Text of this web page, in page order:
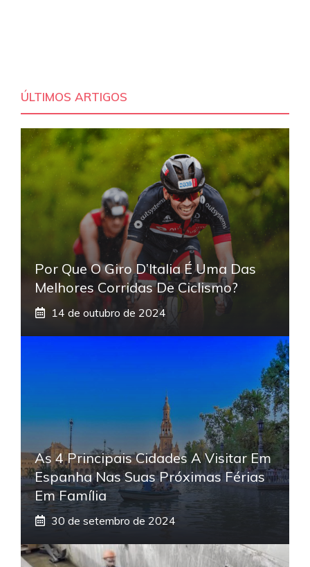
ÚLTIMOS ARTIGOS
Por Que O Giro D’Italia É Uma Das
Melhores Corridas De Ciclismo?
14 de outubro de 2024
As 4 Principais Cidades A Visitar Em
Espanha Nas Suas Próximas Férias
Em Família
30 de setembro de 2024